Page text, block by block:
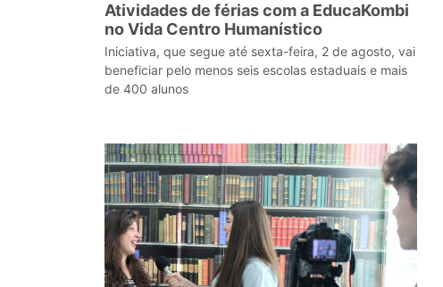
Atividades de férias com a EducaKombi
no Vida Centro Humanístico
Iniciativa, que segue até sexta-feira, 2 de agosto, vai
beneficiar pelo menos seis escolas estaduais e mais
de 400 alunos